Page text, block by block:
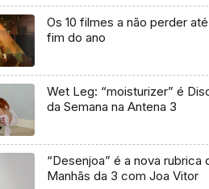
Os 10 filmes a não perder
fim do ano
Wet Leg: “moisturizer” é
da Semana na Antena 3
“Desenjoa” é a nova rubrica
Manhãs da 3 com Joa Vitor